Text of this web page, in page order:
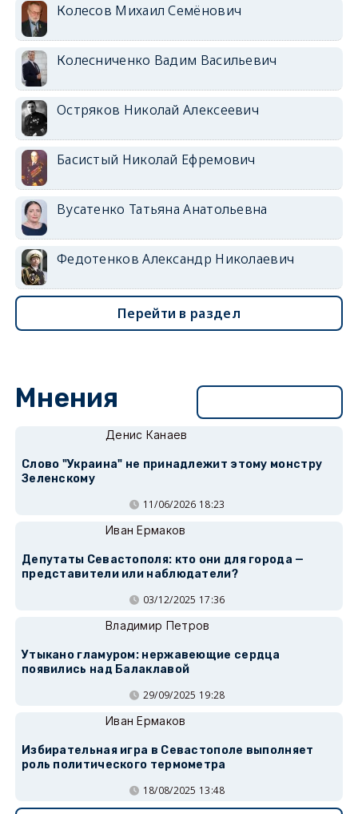
Колесов Михаил Семёнович
Колесниченко Вадим Васильевич
Остряков Николай Алексеевич
Басистый Николай Ефремович
Вусатенко Татьяна Анатольевна
Федотенков Александр Николаевич
Перейти в раздел
Мнения
Денис Канаев
Слово "Украина" не принадлежит этому монстру
Зеленскому
11/06/2026 18:23
Иван Ермаков
Депутаты Севастополя: кто они для города —
представители или наблюдатели?
03/12/2025 17:36
Владимир Петров
Утыкано гламуром: нержавеющие сердца
появились над Балаклавой
29/09/2025 19:28
Иван Ермаков
Избирательная игра в Севастополе выполняет
роль политического термометра
18/08/2025 13:48